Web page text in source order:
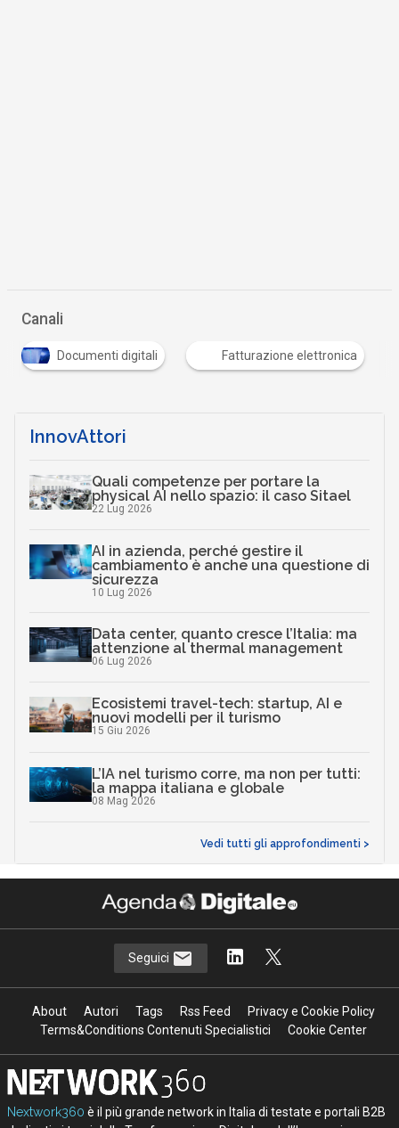
Canali
Documenti digitali Fatturazione elettronica
InnovAttori
Quali competenze per portare la
physical AI nello spazio: il caso Sitael
22 Lug 2026
AI in azienda, perché gestire il
cambiamento è anche una questione di
sicurezza
10 Lug 2026
Data center, quanto cresce l’Italia: ma
attenzione al thermal management
06 Lug 2026
Ecosistemi travel-tech: startup, AI e
nuovi modelli per il turismo
15 Giu 2026
L’IA nel turismo corre, ma non per tutti:
la mappa italiana e globale
08 Mag 2026
Vedi tutti gli approfondimenti >
Seguici
About Autori Tags Rss Feed
Privacy e Cookie Policy
Terms&Conditions Contenuti Specialistici
Cookie Center
Nextwork360 è il più grande network in Italia di testate e portali B2B